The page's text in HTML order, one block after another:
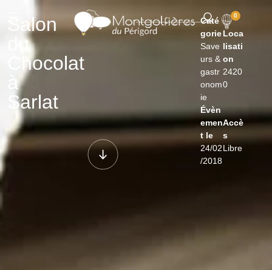
0
Salon
du
Chocolat
à
Sarlat
Caté
gorie
Save
urs &
gastr
onom
ie
Loca
lisati
on
2420
0
Évèn
emen
t le
24/02
/2018
Accè
s
Libre